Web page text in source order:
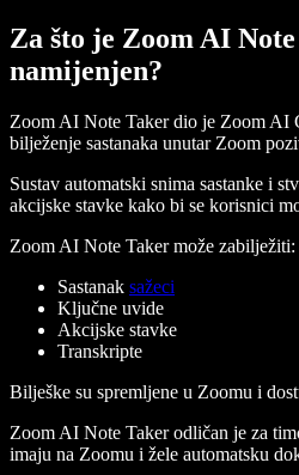
Za što je Zoom AI
namijenjen?
Zoom AI Note Taker dio je Zoom AI
bilježenje sastanaka unutar Zoom
Sustav automatski snima sastanke i
akcijske stavke kako bi se korisnici
Zoom AI Note Taker može zabilježiti:
Sastanak sažeci
Ključne uvide
Akcijske stavke
Transkripte
Bilješke su spremljene u Zoomu i
Zoom AI Note Taker odličan je za
imaju na Zoomu i žele automatsku